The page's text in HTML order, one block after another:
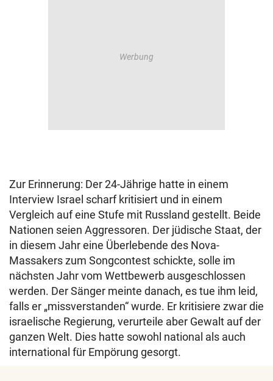
Zur Erinnerung: Der 24-Jährige hatte in einem
Interview Israel scharf kritisiert und in einem
Vergleich auf eine Stufe mit Russland gestellt. Beide
Nationen seien Aggressoren. Der jüdische Staat, der
in diesem Jahr eine Überlebende des Nova-
Massakers zum Songcontest schickte, solle im
nächsten Jahr vom Wettbewerb ausgeschlossen
werden. Der Sänger meinte danach, es tue ihm leid,
falls er „missverstanden“ wurde. Er kritisiere zwar die
israelische Regierung, verurteile aber Gewalt auf der
ganzen Welt. Dies hatte sowohl national als auch
international für Empörung gesorgt.